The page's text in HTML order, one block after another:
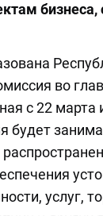
во
с 22 марта
будет
услуг,